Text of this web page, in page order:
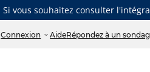
Si vous souhaitez consulter
Connexion AideRépondez à un